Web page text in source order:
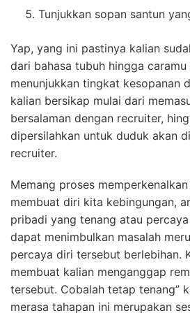
Tunjukkan sopan santun
Yap, yang ini pastinya kalian
dari bahasa tubuh hingga
menunjukkan tingkat kesopanan
kalian bersikap mulai dari
bersalaman dengan recruiter,
dipersilahkan untuk duduk akan
recruiter.
Memang proses
membuat diri kita kebingungan,
pribadi yang tenang atau
dapat menimbulkan masalah
percaya diri tersebut berlebihan.
membuat kalian menganggap
tersebut. Cobalah tetap tenang”
merasa tahapan ini merupakan